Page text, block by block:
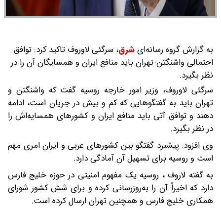
به گزارش گروه رسانه‌ایشرق، سرگئی لاوروف تاکید کرد: توافق
احتمالی واشنگتن-تهران باید منافع ایران و همسایگان آن را در
نظر بگیرد.
سرگئی لاوروف، وزیر امور خارجه روسیه گفت که واشنگتن و
تهران باید به گفتگوهایی که کم و بیش در جریان است، ادامه
دهند و توافق آتی باید منافع ایران و کشورهای همسایه‌اش را
در نظر بگیرد.
وی افزود: پیشبرد گفتگو بین کشورهای عربی و ایران امری مهم
است و روسیه برای تسهیل آن آمادگی دارد.
به گفته لاروف ، روسیه یک مفهوم امنیتی در حوزه خلیج فارس
دارد که اخیراً آن را به‌روزرسانی کرده و برای شش کشور شورای
همکاری خلیج فارس و همچنین تهران ارسال کرده است.